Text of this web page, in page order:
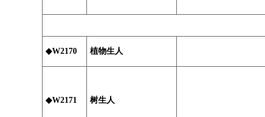
◆W2170 植物生人
◆W2171 树生人